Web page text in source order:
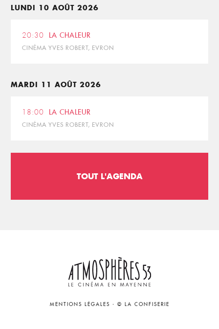
LUNDI 10 AOÛT 2026
20:30 LA CHALEUR
CINÉMA YVES ROBERT, EVRON
MARDI 11 AOÛT 2026
18:00 LA CHALEUR
CINÉMA YVES ROBERT, EVRON
TOUT L'AGENDA
MENTIONS LÉGALES - © LA CONFISERIE